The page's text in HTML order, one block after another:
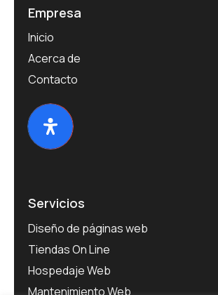
Empresa
Inicio
Acerca de
Contacto
Servicios
Diseño de páginas web
Tiendas On Line
Hospedaje Web
Mantenimiento Web